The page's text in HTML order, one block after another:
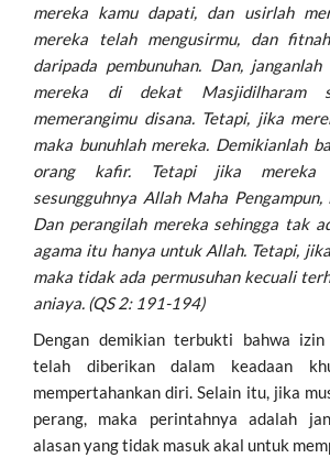
mereka kamu dapati, dan usirlah
mereka telah mengusirmu, dan
daripada pembunuhan. Dan,
mereka di dekat Masjidilharam
memerangimu disana. Tetapi, jika
maka bunuhlah mereka. Demikianlah
orang kafir. Tetapi jika mereka
sesungguhnya Allah Maha Pengampun,
Dan perangilah mereka sehingga tak
agama itu hanya untuk Allah. Tetapi,
maka tidak ada permusuhan kecuali
aniaya. (QS 2: 191-194)
Dengan demikian terbukti bahwa
telah diberikan dalam keadaan
mempertahankan diri. Selain itu, jika
perang, maka perintahnya adalah
alasan yang tidak masuk akal untuk